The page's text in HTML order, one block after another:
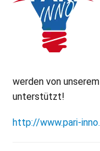
werden von
unterstützt!
http://www.pari-